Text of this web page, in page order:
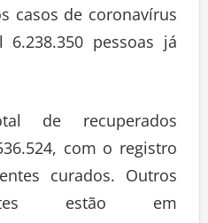
casos de coronavírus
pessoas já
de recuperados
com o registro
curados. Outros
estão em